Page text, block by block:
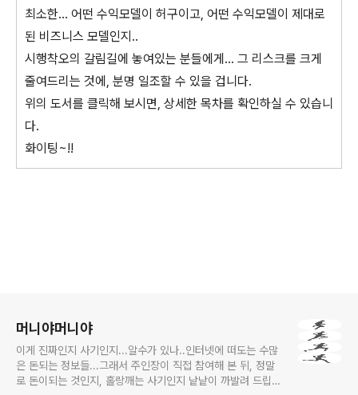
최소한... 어떤 수익모델이 허구이고, 어떤 수익모델이 제대로
된 비즈니스 모델인지..
시행착오의 갈림길에 놓여있는 분들에게... 그 리스크를 크게
줄여드리는 것에, 분명 일조할 수 있을 겁니다.
위의 도서를 클릭해 보시면, 상세한 목차를 확인하실 수 있습니
다.
화이팅~!!
머니야머니야
이게 진짜인지 사기인지...알수가 있나..인터넷에 떠도는 수많
은 돈되는 정보들...그래서 주인장이 직접 참여해 본 뒤, 정말
로 돈이되는 것인지, 홀랑깨는 사기인지 낱낱이 까발려 드립니